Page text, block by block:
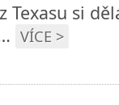
Texasu si
VÍCE >